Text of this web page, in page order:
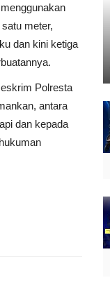
meter,
dan kini ketiga
Polresta
antara
dan kepada